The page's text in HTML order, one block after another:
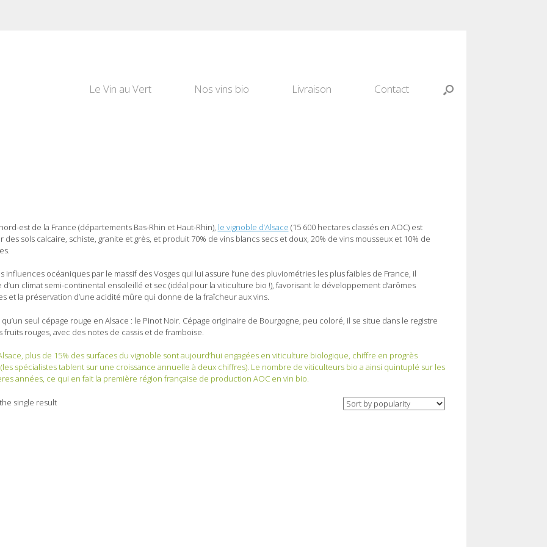
Le Vin au Vert Nos vins bio Livraison Contact
est de la France (départements Bas-Rhin et Haut-Rhin), le vignoble d’Alsace (15 600 hectares classés en AOC) est
des sols calcaire, schiste, granite et grès, et produit 70% de vins blancs secs et doux, 20% de vins mousseux et 10% de
influences océaniques par le massif des Vosges qui lui assure l’une des pluviométries les plus faibles de France, il
climat semi-continental ensoleillé et sec (idéal pour la viticulture bio !), favorisant le développement d’arômes
et la préservation d’une acidité mûre qui donne de la fraîcheur aux vins.
qu’un seul cépage rouge en Alsace : le Pinot Noir. Cépage originaire de Bourgogne, peu coloré, il se situe dans le registre
fruits rouges, avec des notes de cassis et de framboise.
plus de 15% des surfaces du vignoble sont aujourd’hui engagées en viticulture biologique, chiffre en progrès
spécialistes tablent sur une croissance annuelle à deux chiffres). Le nombre de viticulteurs bio a ainsi quintuplé sur les
années, ce qui en fait la première région française de production AOC en vin bio.
single result